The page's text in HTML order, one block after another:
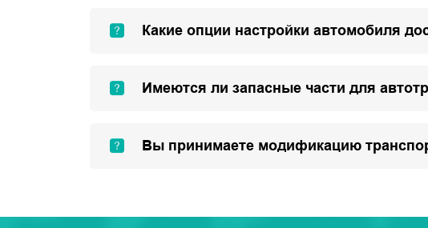
Какие опции настройки автомобиля
Имеются ли запасные части для
Вы принимаете модификацию